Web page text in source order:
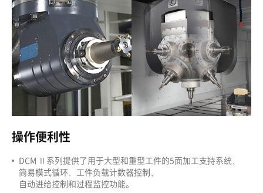
操作便利性
DCM Ⅱ系列提供了用于大型和重型工件的5面加工支持系统、
简易模式循环、工件负载计数器控制、
自动进给控制和过程监控功能。